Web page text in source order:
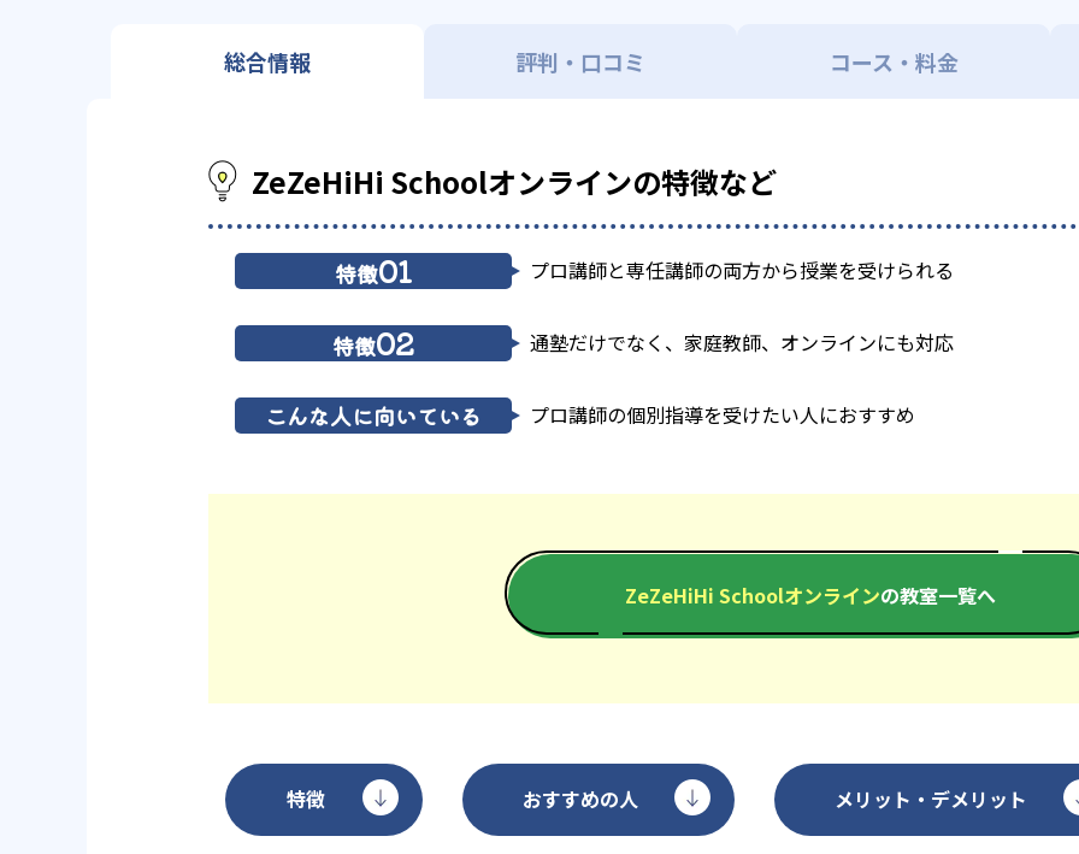
総合情報 評判・口コミ コース・料金
ZeZeHiHi Schoolオンラインの特徴など
特徴01 プロ講師と専任講師の両方から授業を受けられる
特徴02 通塾だけでなく、家庭教師、オンラインにも対応
こんな人に向いている プロ講師の個別指導を受けたい人におすすめ
ZeZeHiHi Schoolオンラインの教室一覧へ
特徴 おすすめの人 メリット・デメリット